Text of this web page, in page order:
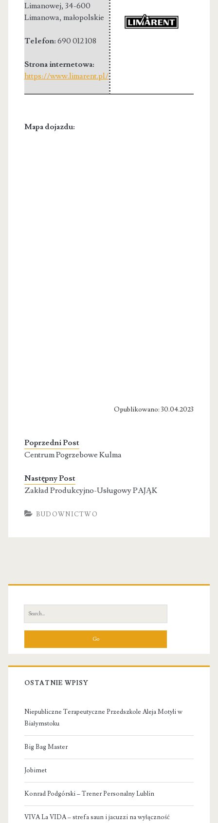
Limanowej, 34-600
Limanowa, małopolskie
Telefon: 690 012 108
Strona internetowa:
https://www.limarent.pl/
Mapa dojazdu:
Opublikowano: 30.04.2023
Poprzedni Post
Centrum Pogrzebowe Kulma
Następny Post
Zakład Produkcyjno-Usługowy PAJĄK
BUDOWNICTWO
Primary
Sidebar
Search
for:
OSTATNIE WPISY
Niepubliczne Terapeutyczne Przedszkole Aleja Motyli w
Białymstoku
Big Bag Master
Jobimet
Konrad Podgórski – Trener Personalny Lublin
VIVA La VIDA – strefa saun i jacuzzi na wyłączność